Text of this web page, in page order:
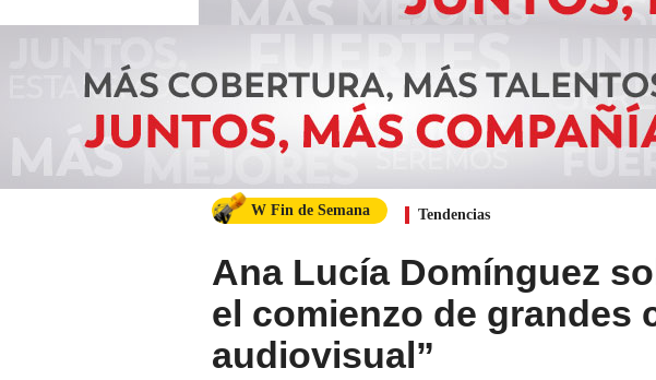
W Fin de Semana Tendencias
Ana Lucía Domínguez
el comienzo de grandes
audiovisual”